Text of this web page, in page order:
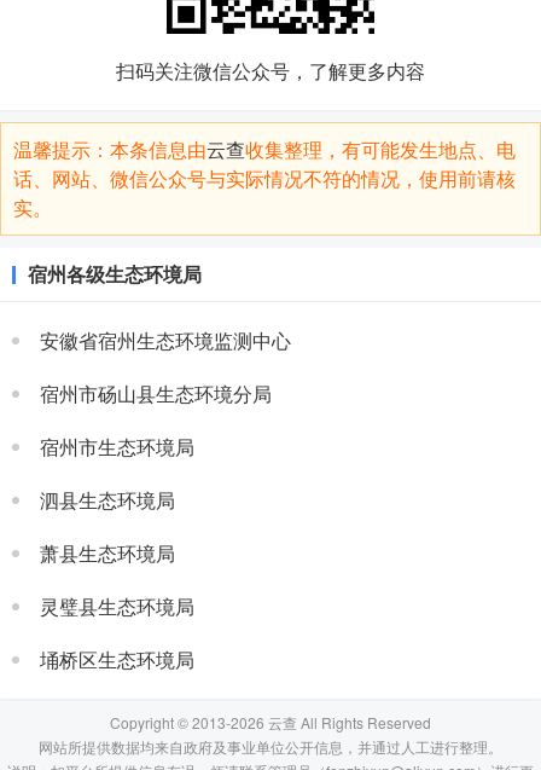
扫码关注微信公众号，了解更多内容
温馨提示：本条信息由云查收集整理，有可能发生地点、电
话、网站、微信公众号与实际情况不符的情况，使用前请核
实。
宿州各级生态环境局
安徽省宿州生态环境监测中心
宿州市砀山县生态环境分局
宿州市生态环境局
泗县生态环境局
萧县生态环境局
灵璧县生态环境局
埇桥区生态环境局
Copyright © 2013-2026 云查 All Rights Reserved
网站所提供数据均来自政府及事业单位公开信息，并通过人工进行整理。